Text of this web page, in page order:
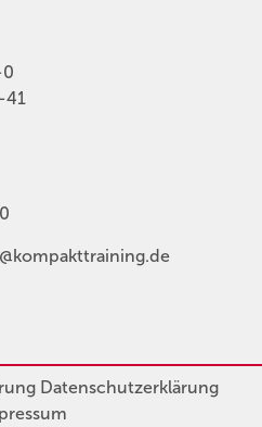
41
Datenschutzerklärung